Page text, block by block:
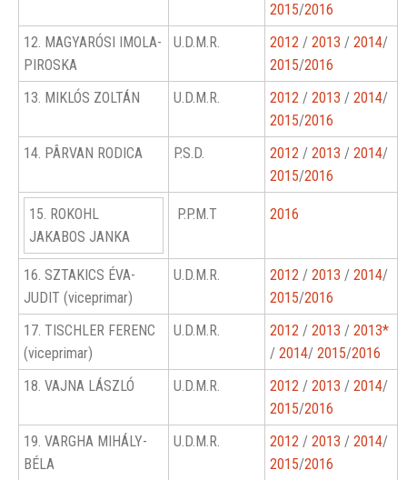
2015/2016
12. MAGYARÓSI IMOLA-
PIROSKA
U.D.M.R. 2012 / 2013 / 2014/
2015/2016
13. MIKLÓS ZOLTÁN
U.D.M.R. 2012 / 2013 / 2014/
2015/2016
14. PÂRVAN RODICA
P.S.D. 2012 / 2013 / 2014/
2015/2016
15. ROKOHL
JAKABOS JANKA
P.P.M.T 2016
16. SZTAKICS ÉVA-
JUDIT (viceprimar)
U.D.M.R. 2012 / 2013 / 2014/
2015/2016
17. TISCHLER FERENC
(viceprimar)
U.D.M.R. 2012 / 2013 / 2013*
/ 2014/ 2015/2016
18. VAJNA LÁSZLÓ
U.D.M.R. 2012 / 2013 / 2014/
2015/2016
19. VARGHA MIHÁLY-
BÉLA
U.D.M.R. 2012 / 2013 / 2014/
2015/2016